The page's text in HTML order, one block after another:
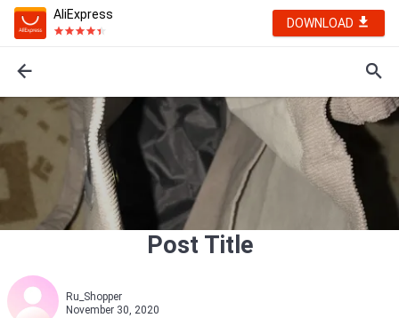
AliExpress
DOWNLOAD
Post Title
Ru_Shopper
November 30, 2020